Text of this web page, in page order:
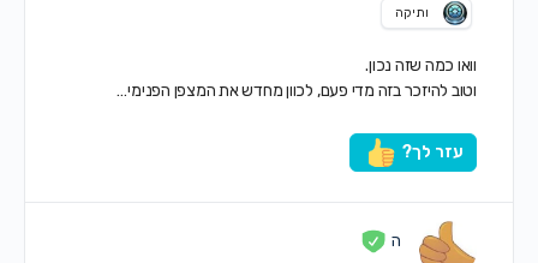
ותיקה
וואו כמה שזה נכון.
וטוב להיזכר בזה מדי פעם, לכוון מחדש את המצפן הפנימי…
עזר לך?
ה